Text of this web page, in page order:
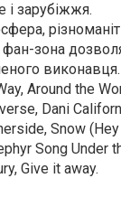
і зарубіжжя.
фан-зона
виконавця.
Around the
Dani
Snow
Song Under
Give it away.